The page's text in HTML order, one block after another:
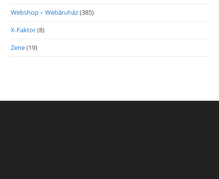
Webshop – Webáruház(385)
X-Faktor(8)
Zene(19)